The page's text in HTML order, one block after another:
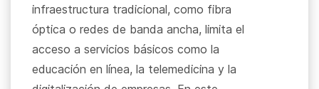
infraestructura tradicional, como fibra
óptica o redes de banda ancha, limita el
acceso a servicios básicos como la
educación en línea, la telemedicina y la